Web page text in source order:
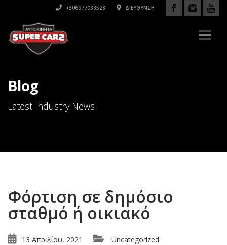
+306977088528 ΔΙΕΎΘΥΝΣΗ
Blog
Latest Industry News
Φόρτιση σε δημόσιο
σταθμό ή οικιακό
13 Απριλίου, 2021
Uncategorized